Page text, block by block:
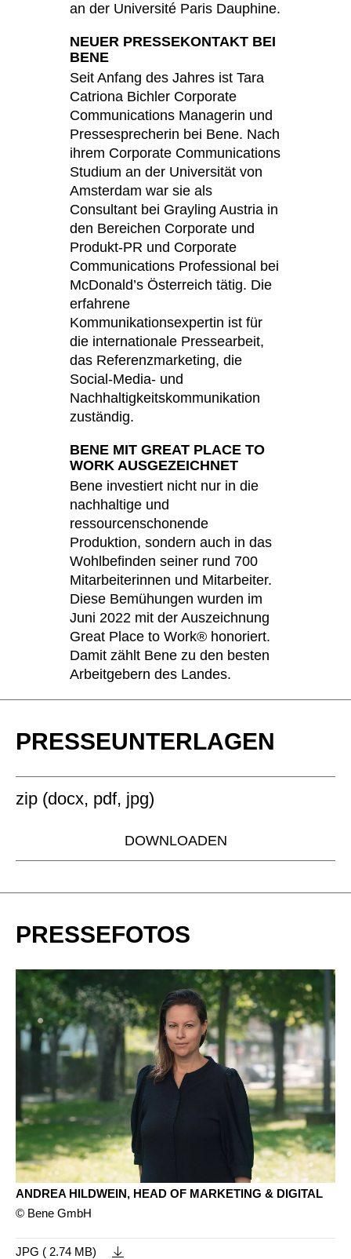
an der Université Paris Dauphine.
NEUER PRESSEKONTAKT BEI
BENE
Seit Anfang des Jahres ist Tara
Catriona Bichler Corporate
Communications Managerin und
Pressesprecherin bei Bene. Nach
ihrem Corporate Communications
Studium an der Universität von
Amsterdam war sie als
Consultant bei Grayling Austria in
den Bereichen Corporate und
Produkt-PR und Corporate
Communications Professional bei
McDonald’s Österreich tätig. Die
erfahrene
Kommunikationsexpertin ist für
die internationale Pressearbeit,
das Referenzmarketing, die
Social-Media- und
Nachhaltigkeitskommunikation
zuständig.
BENE MIT GREAT PLACE TO
WORK AUSGEZEICHNET
Bene investiert nicht nur in die
nachhaltige und
ressourcenschonende
Produktion, sondern auch in das
Wohlbefinden seiner rund 700
Mitarbeiterinnen und Mitarbeiter.
Diese Bemühungen wurden im
Juni 2022 mit der Auszeichnung
Great Place to Work® honoriert.
Damit zählt Bene zu den besten
Arbeitgebern des Landes.
PRESSEUNTERLAGEN
zip (docx, pdf, jpg)
DOWNLOADEN
PRESSEFOTOS
ANDREA HILDWEIN, HEAD OF MARKETING & DIGITAL
© Bene GmbH
JPG ( 2.74 MB)